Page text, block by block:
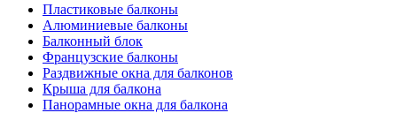
Пластиковые балконы
Алюминиевые балконы
Балконный блок
Французские балконы
Раздвижные окна для балконов
Крыша для балкона
Панорамные окна для балкона